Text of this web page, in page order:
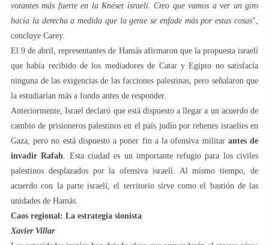
votantes más fuerte en la Knéset israelí. Creo que vamos a ver un giro
hacia la derecha a medida que la gente se enfade más por estas cosas",
concluye Carey.
El 9 de abril, representantes de Hamás afirmaron que la propuesta israelí
que había recibido de los mediadores de Catar y Egipto no satisfacía
ninguna de las exigencias de las facciones palestinas, pero señalaron que
la estudiarían más a fondo antes de responder.
Anteriormente, Israel declaró que está dispuesto a llegar a un acuerdo de
cambio de prisioneros palestinos en el país judío por rehenes israelíes en
Gaza, pero no está dispuesto a poner fin a la ofensiva militar antes de
invadir Rafah . Esta ciudad es un importante refugio para los civiles
palestinos desplazados por la ofensiva israelí. Al mismo tiempo, de
acuerdo con la parte israelí, el territorio sirve como el bastión de las
unidades de Hamás.
Caos regional: La estrategia sionista
Xavier Villar